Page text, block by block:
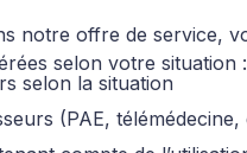
notre offre de service,
selon votre situation :
selon la situation
(PAE, télémédecine,